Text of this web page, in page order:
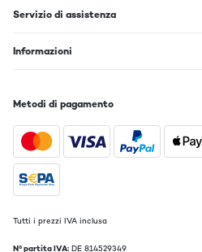
Servizio di assistenza
Informazioni
Metodi di pagamento
Tutti i prezzi IVA inclusa
N° partita IVA: DE 814529349